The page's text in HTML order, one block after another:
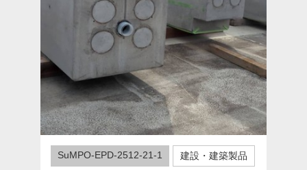
SuMPO-EPD-2512-21-1 建設・建築製品